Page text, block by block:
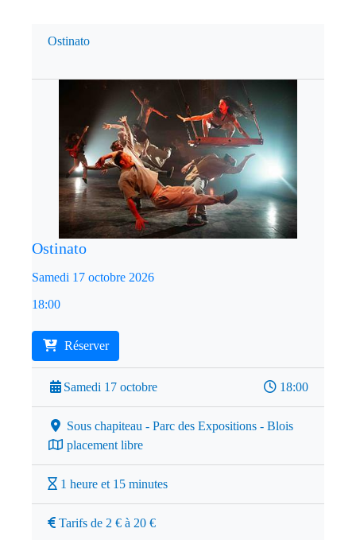
Ostinato
Ostinato
Samedi 17 octobre 2026
18:00
Réserver
Samedi 17 octobre 18:00
Sous chapiteau - Parc des Expositions - Blois
placement libre
1 heure et 15 minutes
Tarifs de 2 € à 20 €